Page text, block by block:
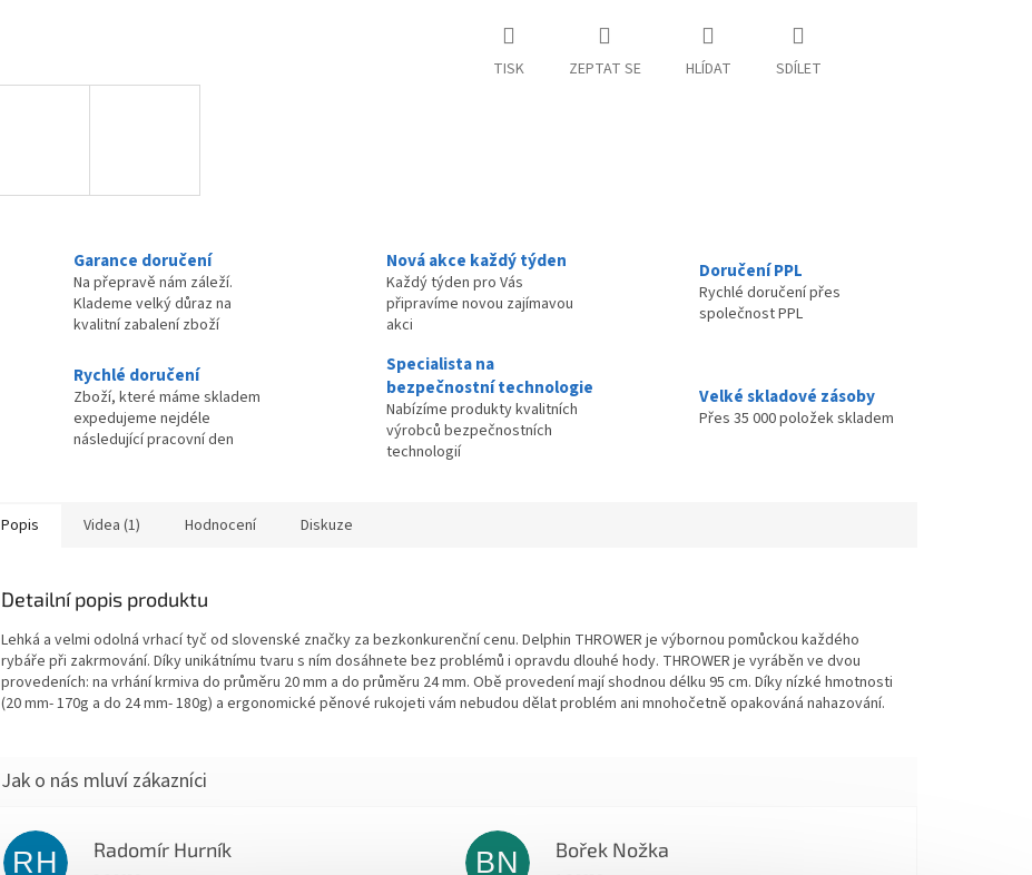
TISK ZEPTAT SE HLÍDAT SDÍLET
Garance doručení
Na přepravě nám záleží.
Klademe velký důraz na
kvalitní zabalení zboží
Nová akce každý týden
Každý týden pro Vás
připravíme novou zajímavou
akci
Doručení PPL
Rychlé doručení přes
společnost PPL
Rychlé doručení
Zboží, které máme skladem
expedujeme nejdéle
následující pracovní den
Specialista na
bezpečnostní technologie
Nabízíme produkty kvalitních
výrobců bezpečnostních
technologií
Velké skladové zásoby
Přes 35 000 položek skladem
Popis Videa (1) Hodnocení Diskuze
Detailní popis produktu
Lehká a velmi odolná vrhací tyč od slovenské značky za bezkonkurenční cenu. Delphin THROWER je výbornou pomůckou každého
rybáře při zakrmování. Díky unikátnímu tvaru s ním dosáhnete bez problémů i opravdu dlouhé hody. THROWER je vyráběn ve dvou
provedeních: na vrhání krmiva do průměru 20 mm a do průměru 24 mm. Obě provedení mají shodnou délku 95 cm. Díky nízké hmotnosti
(20 mm- 170g a do 24 mm- 180g) a ergonomické pěnové rukojeti vám nebudou dělat problém ani mnohočetně opakováná nahazování.
RH Radomír Hurník BN Bořek Nožka